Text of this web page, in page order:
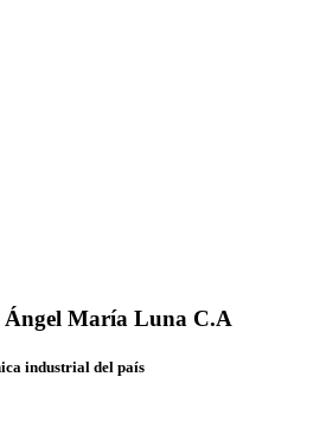
María Luna C.A
industrial del país